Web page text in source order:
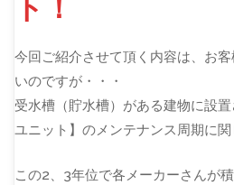
ト！
今回ご紹介させて頂く内容は、お
いのですが・・・
受水槽（貯水槽）がある建物に設
ユニット】のメンテナンス周期に関
この2、3年位で各メーカーさんが